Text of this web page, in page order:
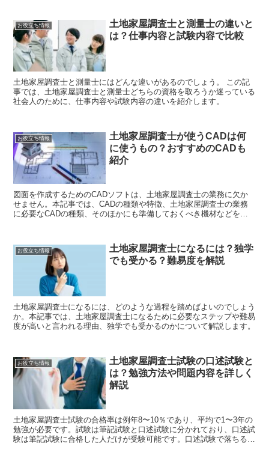
お役立ち情報
土地家屋調査士と測量士の違いと
は？仕事内容と試験内容で比較
土地家屋調査士と測量士にはどんな違いがあるのでしょう。 この記
事では、土地家屋調査士と測量士どちらの資格を取ろうか迷っている
社会人のために、仕事内容や試験内容の違いを紹介します。
お役立ち情報
土地家屋調査士が使うCADは何
に使うもの？おすすめのCADも
紹介
図面を作成するためのCADソフトは、土地家屋調査士の業務に欠か
せません。本記事では、CADの種類や特徴、土地家屋調査士の業務
に必要なCADの種類、そのほかにも準備しておくべき機材などを紹
お役立ち情報
土地家屋調査士になるには？独学
でも受かる？難易度を解説
土地家屋調査士になるには、どのような過程を踏めばよいのでしょう
か。本記事では、土地家屋調査士になるために必要なステップや難易
度が高いと言われる理由、独学でも受かるのかについて解説します。
お役立ち情報
土地家屋調査士試験の口述試験と
は？勉強方法や問題内容を詳しく
解説
土地家屋調査士試験の合格率は例年8〜10％であり、平均で1〜3年の
勉強が必要です。試験は筆記試験と口述試験に分かれており、口述試
験は筆記試験に合格した人だけが受験可能です。口述試験で落ちるこ